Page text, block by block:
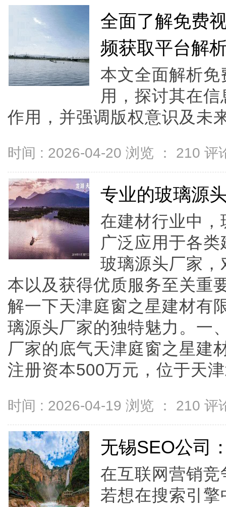
全面了解免费
频获取平台解
本文全面解析
用，探讨其在
作用，并强调版权意识及未
时间 : 2026-04-20 浏览 ： 210 评
专业的玻璃源
在建材行业中
广泛应用于各
玻璃源头厂家
本以及获得优质服务至关重
解一下天津庭窗之星建材有
璃源头厂家的独特魅力。一
厂家的底气天津庭窗之星建
注册资本500万元，位于天
时间 : 2026-04-19 浏览 ： 210 评
无锡SEO公司
在互联网营销
若想在搜索引